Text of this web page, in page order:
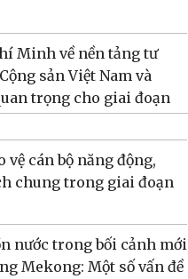
Minh về nền tảng tư
sản Việt Nam và
trọng cho giai đoạn
vệ cán bộ năng động,
chung trong giai đoạn
nước trong bối cảnh mới
Mekong: Một số vấn đề